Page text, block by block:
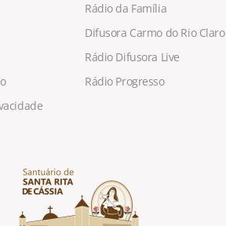
Rádio da Família
Difusora Carmo do Rio Claro
Rádio Difusora Live
Rádio Progresso